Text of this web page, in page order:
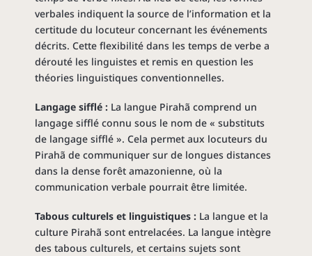
verbales indiquent la source de l’information et la
certitude du locuteur concernant les événements
décrits. Cette flexibilité dans les temps de verbe a
dérouté les linguistes et remis en question les
théories linguistiques conventionnelles.
Langage sifflé :La langue Pirahã comprend un
langage sifflé connu sous le nom de « substituts
de langage sifflé ». Cela permet aux locuteurs du
Pirahã de communiquer sur de longues distances
dans la dense forêt amazonienne, où la
communication verbale pourrait être limitée.
Tabous culturels et linguistiques :La langue et la
culture Pirahã sont entrelacées. La langue intègre
des tabous culturels, et certains sujets sont